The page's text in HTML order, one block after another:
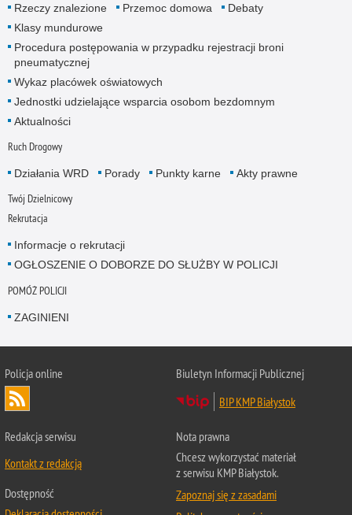
Rzeczy znalezione
Przemoc domowa
Debaty
Klasy mundurowe
Procedura postępowania w przypadku rejestracji broni
pneumatycznej
Wykaz placówek oświatowych
Jednostki udzielające wsparcia osobom bezdomnym
Aktualności
Ruch Drogowy
Działania WRD Porady Punkty karne Akty prawne
Twój Dzielnicowy
Rekrutacja
Informacje o rekrutacji
OGŁOSZENIE O DOBORZE DO SŁUŻBY W POLICJI
POMÓŻ POLICJI
ZAGINIENI
Policja online
Biuletyn Informacji Publicznej
BIP KMP Białystok
Redakcja serwisu
Kontakt z redakcją
Dostępność
Nota prawna
Chcesz wykorzystać materiał
z serwisu KMP Białystok.
Zapoznaj się z zasadami